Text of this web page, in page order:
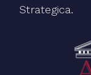
Strategica.